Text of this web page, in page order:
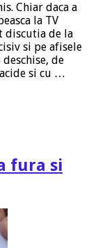
Chiar daca a
la TV
discutia de la
si pe afisele
de
si cu …
fura si